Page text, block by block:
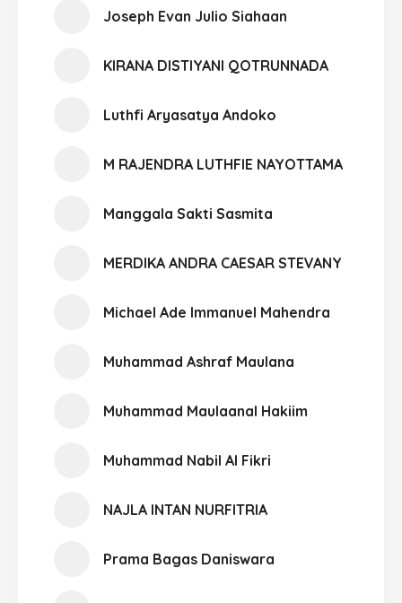
Joseph Evan Julio Siahaan
KIRANA DISTIYANI QOTRUNNADA
Luthfi Aryasatya Andoko
M RAJENDRA LUTHFIE NAYOTTAMA
Manggala Sakti Sasmita
MERDIKA ANDRA CAESAR STEVANY
Michael Ade Immanuel Mahendra
Muhammad Ashraf Maulana
Muhammad Maulaanal Hakiim
Muhammad Nabil Al Fikri
NAJLA INTAN NURFITRIA
Prama Bagas Daniswara